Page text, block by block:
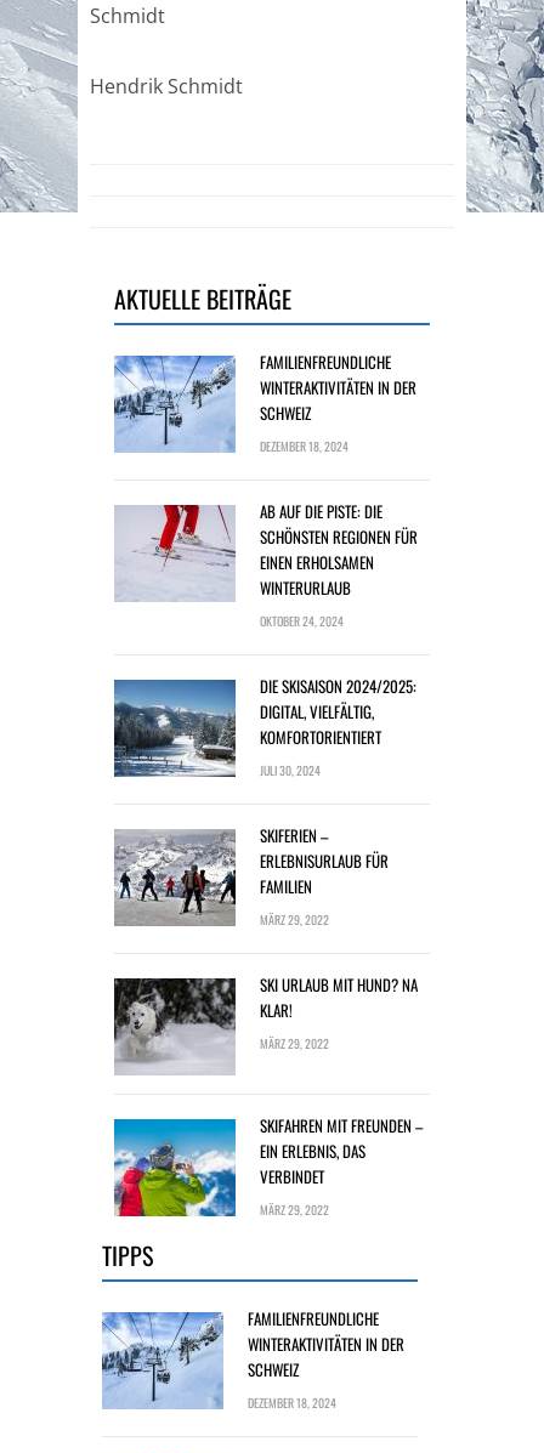
Schmidt
Hendrik Schmidt
AKTUELLE BEITRÄGE
FAMILIENFREUNDLICHE
WINTERAKTIVITÄTEN IN DER
SCHWEIZ
DEZEMBER 18, 2024
AB AUF DIE PISTE: DIE
SCHÖNSTEN REGIONEN FÜR
EINEN ERHOLSAMEN
WINTERURLAUB
OKTOBER 24, 2024
DIE SKISAISON 2024/2025:
DIGITAL, VIELFÄLTIG,
KOMFORTORIENTIERT
JULI 30, 2024
SKIFERIEN –
ERLEBNISURLAUB FÜR
FAMILIEN
MÄRZ 29, 2022
SKI URLAUB MIT HUND? NA
KLAR!
MÄRZ 29, 2022
SKIFAHREN MIT FREUNDEN –
EIN ERLEBNIS, DAS
VERBINDET
MÄRZ 29, 2022
TIPPS
FAMILIENFREUNDLICHE
WINTERAKTIVITÄTEN IN DER
SCHWEIZ
DEZEMBER 18, 2024